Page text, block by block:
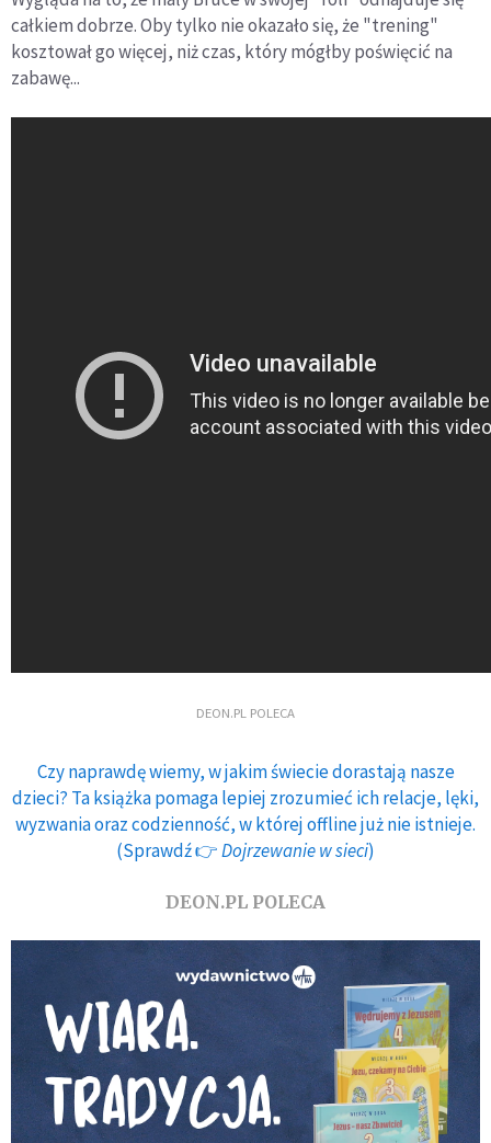
całkiem dobrze. Oby tylko nie okazało się, że "trening"
kosztował go więcej, niż czas, który mógłby poświęcić na
zabawę...
DEON.PL POLECA
Czy naprawdę wiemy, w jakim świecie dorastają nasze
dzieci? Ta książka pomaga lepiej zrozumieć ich relacje, lęki,
wyzwania oraz codzienność, w której offline już nie istnieje.
(Sprawdź 👉Dojrzewanie w sieci)
DEON.PL POLECA